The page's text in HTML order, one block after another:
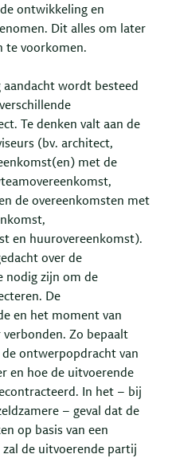
ontwikkeling en
Dit alles om later
te voorkomen.
aandacht wordt besteed
Te denken valt aan de
(bv. architect,
met de
de overeenkomsten met
en huurovereenkomst).
over de
nodig zijn om de
De
en het moment van
Zo bepaalt
ontwerpopdracht van
en hoe de uitvoerende
In het – bij
– geval dat de
op basis van een
de uitvoerende partij